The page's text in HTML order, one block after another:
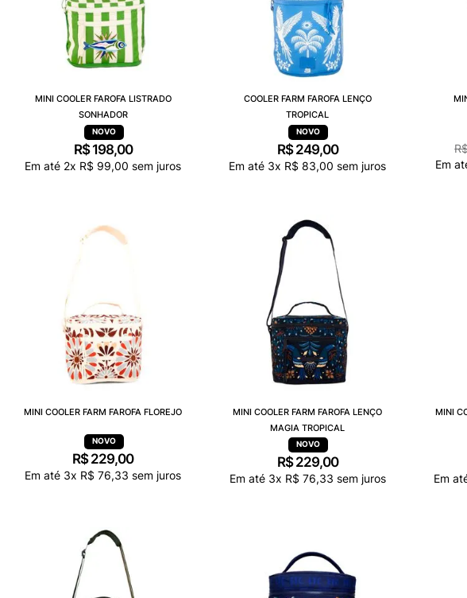
MINI COOLER FAROFA LISTRADO
SONHADOR
R$ 198,00
Em até 2x R$ 99,00 sem juros
COOLER FARM FAROFA LENÇO
TROPICAL
R$ 249,00
Em até 3x R$ 83,00 sem juros Em
MINI COOLER FARM FAROFA FLOREJO
R$229,00
Em até 3x R$ 76,33 sem juros
MINI COOLER FARM FAROFA LENÇO
MAGIA TROPICAL
R$ 229,00
Em até 3x R$ 76,33 sem juros
MINI
Em